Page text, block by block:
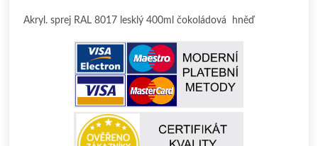
Akryl. sprej RAL 8017 lesklý 400ml čokoládová hněď